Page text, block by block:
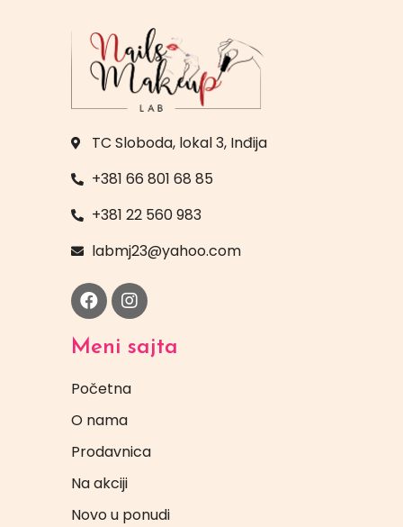
TC Sloboda, lokal 3, Inđija
+381 66 801 68 85
+381 22 560 983
labmj23@yahoo.com
Meni sajta
Početna
O nama
Prodavnica
Na akciji
Novo u ponudi